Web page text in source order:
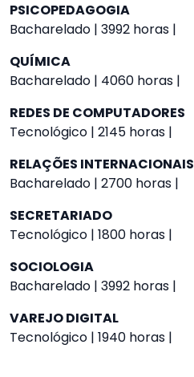
PSICOPEDAGOGIA
Bacharelado | 3992 horas |
QUÍMICA
Bacharelado | 4060 horas |
REDES DE COMPUTADORES
Tecnológico | 2145 horas |
RELAÇÕES INTERNACIONAIS
Bacharelado | 2700 horas |
SECRETARIADO
Tecnológico | 1800 horas |
SOCIOLOGIA
Bacharelado | 3992 horas |
VAREJO DIGITAL
Tecnológico | 1940 horas |